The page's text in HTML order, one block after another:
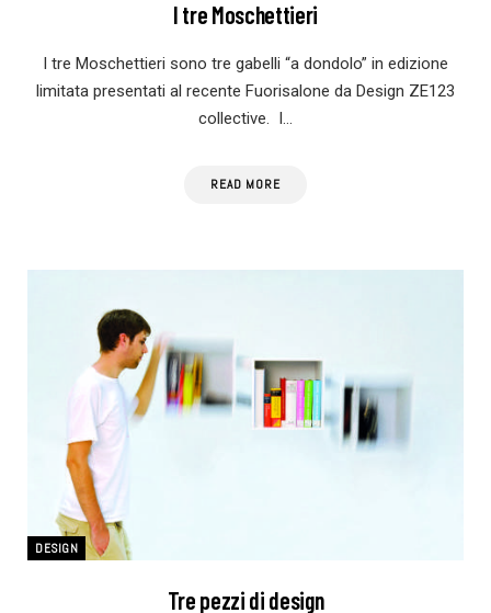
I tre Moschettieri
I tre Moschettieri sono tre gabelli “a dondolo” in edizione
limitata presentati al recente Fuorisalone da Design ZE123
collective. I…
READ MORE
DESIGN
Tre pezzi di design